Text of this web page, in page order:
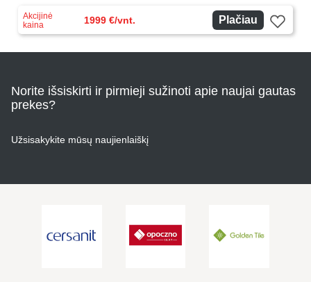
Akcijinė
kaina
1999 €/vnt. Plačiau
Norite išsiskirti ir pirmieji sužinoti apie naujai gautas
prekes?
Užsisakykite mūsų naujienlaiškį